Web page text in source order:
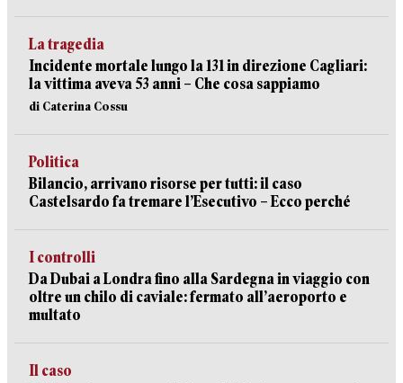
La tragedia
Incidente mortale lungo la 131 in direzione Cagliari:
la vittima aveva 53 anni – Che cosa sappiamo
di Caterina Cossu
Politica
Bilancio, arrivano risorse per tutti: il caso
Castelsardo fa tremare l’Esecutivo – Ecco perché
I controlli
Da Dubai a Londra fino alla Sardegna in viaggio con
oltre un chilo di caviale: fermato all’aeroporto e
multato
Il caso